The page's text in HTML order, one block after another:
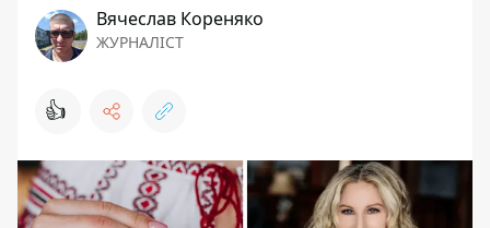
Вячеслав Кореняко
ЖУРНАЛІСТ
👍